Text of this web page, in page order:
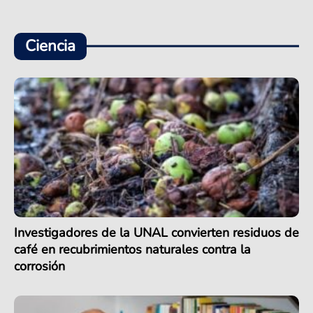
Ciencia
Investigadores de la UNAL convierten residuos de
café en recubrimientos naturales contra la
corrosión